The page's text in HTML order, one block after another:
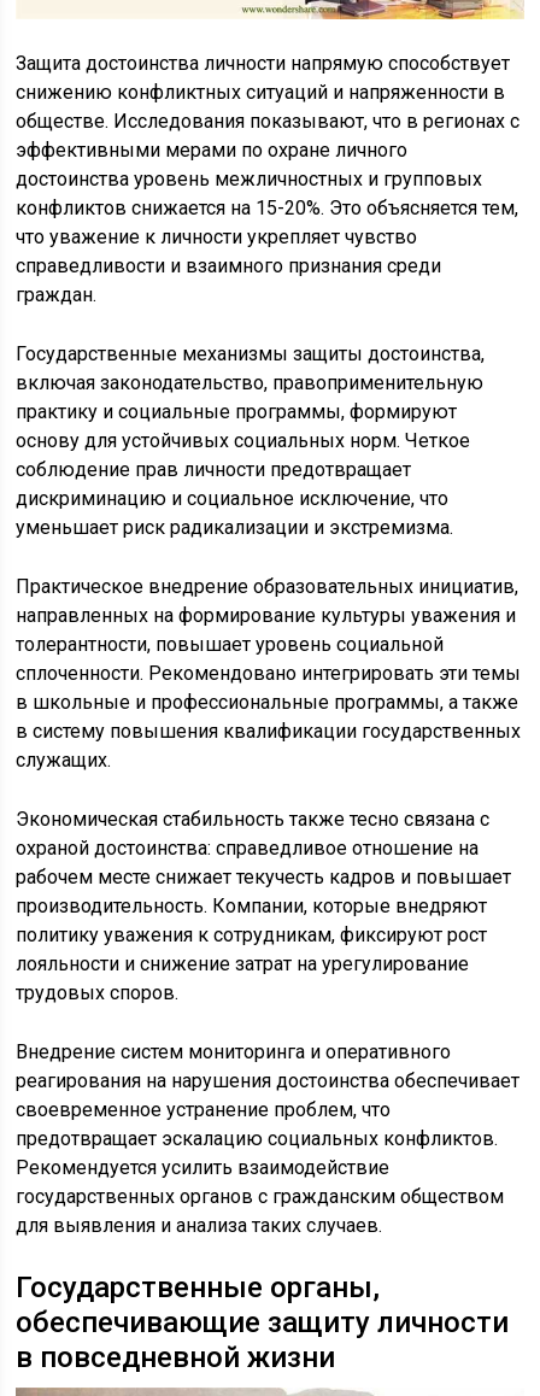
Защита достоинства личности напрямую способствует
снижению конфликтных ситуаций и напряженности в
обществе. Исследования показывают, что в регионах с
эффективными мерами по охране личного
достоинства уровень межличностных и групповых
конфликтов снижается на 15-20%. Это объясняется тем,
что уважение к личности укрепляет чувство
справедливости и взаимного признания среди
граждан.
Государственные механизмы защиты достоинства,
включая законодательство, правоприменительную
практику и социальные программы, формируют
основу для устойчивых социальных норм. Четкое
соблюдение прав личности предотвращает
дискриминацию и социальное исключение, что
уменьшает риск радикализации и экстремизма.
Практическое внедрение образовательных инициатив,
направленных на формирование культуры уважения и
толерантности, повышает уровень социальной
сплоченности. Рекомендовано интегрировать эти темы
в школьные и профессиональные программы, а также
в систему повышения квалификации государственных
служащих.
Экономическая стабильность также тесно связана с
охраной достоинства: справедливое отношение на
рабочем месте снижает текучесть кадров и повышает
производительность. Компании, которые внедряют
политику уважения к сотрудникам, фиксируют рост
лояльности и снижение затрат на урегулирование
трудовых споров.
Внедрение систем мониторинга и оперативного
реагирования на нарушения достоинства обеспечивает
своевременное устранение проблем, что
предотвращает эскалацию социальных конфликтов.
Рекомендуется усилить взаимодействие
государственных органов с гражданским обществом
для выявления и анализа таких случаев.
Государственные органы,
обеспечивающие защиту личности
в повседневной жизни